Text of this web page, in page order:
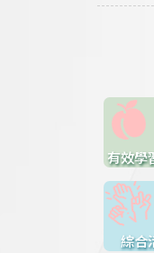
有效學
綜合